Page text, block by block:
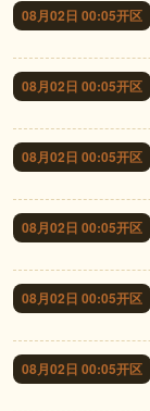
08月02日 00:05开区
08月02日 00:05开区
08月02日 00:05开区
08月02日 00:05开区
08月02日 00:05开区
08月02日 00:05开区